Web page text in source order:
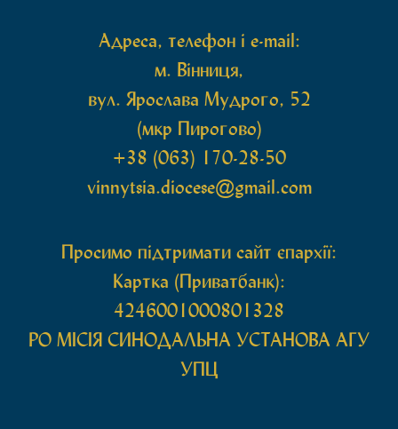
Адреса, телефон і e-mail:
м. Вінниця,
вул. Ярослава Мудрого, 52
(мкр Пирогово)
+38 (063) 170-28-50
vinnytsia.diocese@gmail.com
Просимо підтримати сайт єпархії:
Картка (Приватбанк):
4246001000801328
РО МIСIЯ СИНОДАЛЬНА УСТАНОВА АГУ
УПЦ